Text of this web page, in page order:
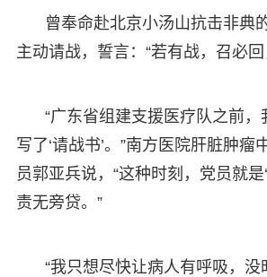
曾奉命赴北京小汤山抗击非典
主动请战，誓言：“若有战，召必
“广东省组建支援医疗队之前，
写了‘请战书’。”南方医院肝脏肿瘤
员郭亚兵说，“这种时刻，党员就是
责无旁贷。”
“我只想尽快让病人有呼吸，没